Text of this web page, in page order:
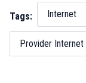
Tags: Internet
Provider Internet